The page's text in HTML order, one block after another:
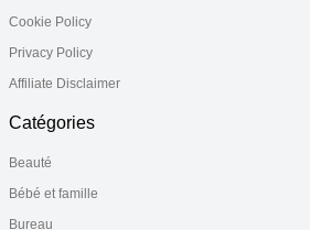
Cookie Policy
Privacy Policy
Affiliate Disclaimer
Catégories
Beauté
Bébé et famille
Bureau